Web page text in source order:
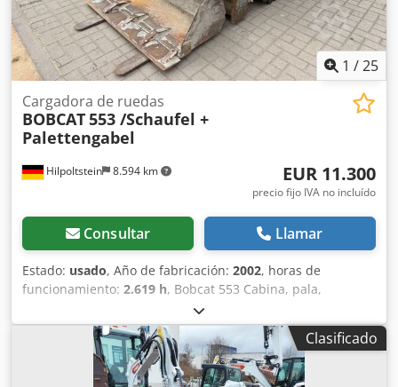
1 /25
Hilpoltstein 8.594 km
Cargadora de ruedas
BOBCAT553 /Schaufel +
Palettengabel
EUR 11.300
precio fijo IVA no incluído
Consultar Llamar
Estado: usado, Año de fabricación: 2002, horas de
funcionamiento: 2.619 h, Bobcat 553 Cabina, pala,
horquilla para paletas. Dcjdpfjzng Tkjx Alysk
Clasificado